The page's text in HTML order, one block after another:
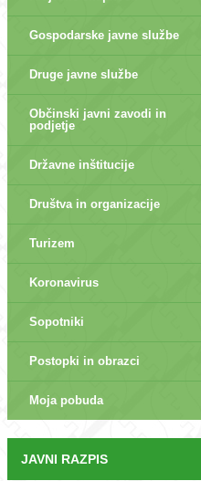
Gospodarske javne službe
Druge javne službe
Občinski javni zavodi in
podjetje
Državne inštitucije
Društva in organizacije
Turizem
Koronavirus
Sopotniki
Postopki in obrazci
Moja pobuda
JAVNI RAZPIS